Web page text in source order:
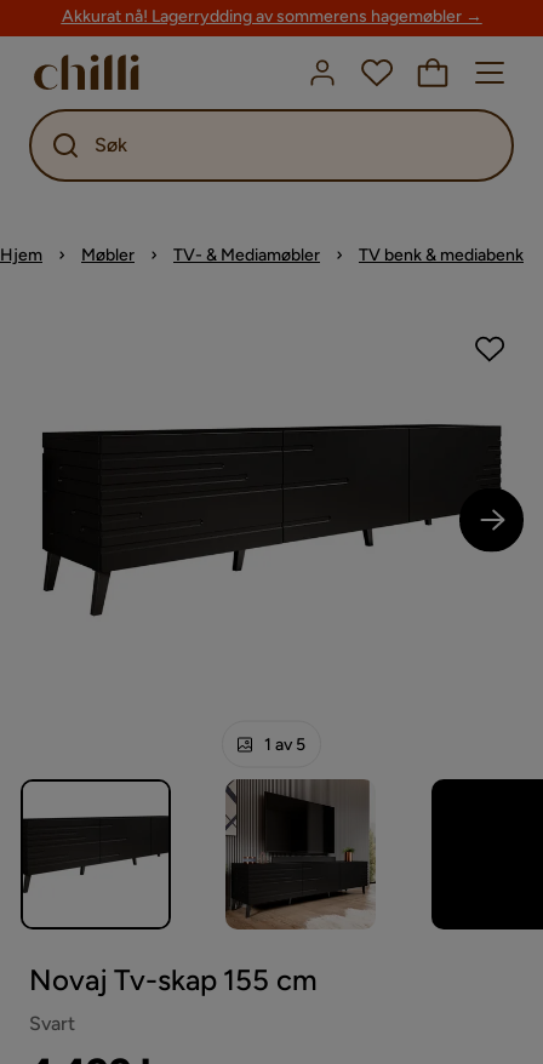
Akkurat nå! Lagerrydding av sommerens hagemøbler →
Søk
Hjem Møbler TV- & Mediamøbler TV benk & mediabenk
1 av 5
Novaj Tv-skap 155 cm
Svart